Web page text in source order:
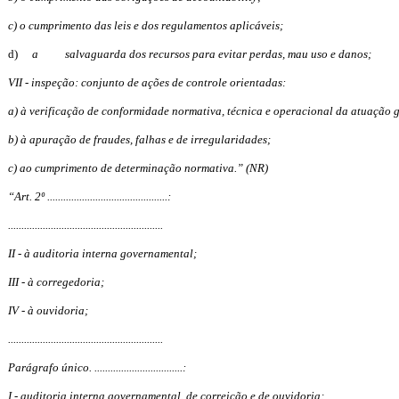
c) o cumprimento das leis e dos regulamentos aplicáveis;
d) a salvaguarda dos recursos para evitar perdas, mau uso e danos;
VII - inspeção: conjunto de ações de controle orientadas:
a) à verificação de conformidade normativa, técnica e operacional da atuação
b) à apuração de fraudes, falhas e de irregularidades;
c) ao cumprimento de determinação normativa.” (NR)
“Art. 2º .............................................:
..........................................................
II - à auditoria interna governamental;
III - à corregedoria;
IV - à ouvidoria;
..........................................................
Parágrafo único. .................................:
I - auditoria interna governamental, de correição e de ouvidoria;